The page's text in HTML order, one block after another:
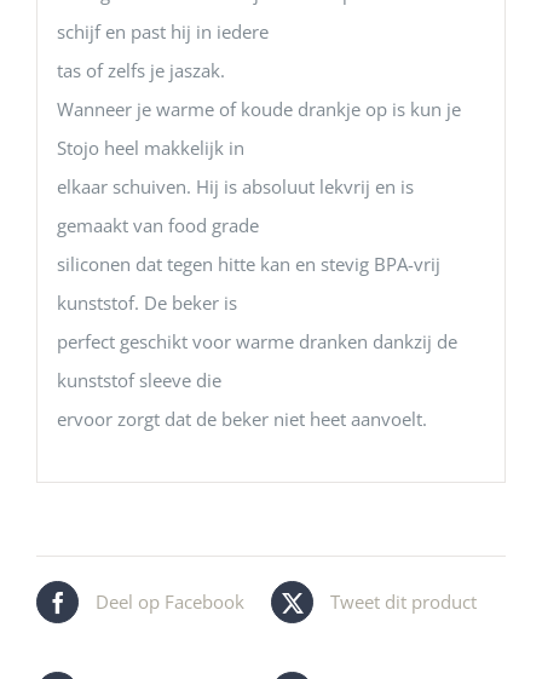
schijf en past hij in iedere
tas of zelfs je jaszak.
Wanneer je warme of koude drankje op is kun je
Stojo heel makkelijk in
elkaar schuiven. Hij is absoluut lekvrij en is
gemaakt van food grade
siliconen dat tegen hitte kan en stevig BPA-vrij
kunststof. De beker is
perfect geschikt voor warme dranken dankzij de
kunststof sleeve die
ervoor zorgt dat de beker niet heet aanvoelt.
Deel op Facebook Tweet dit product